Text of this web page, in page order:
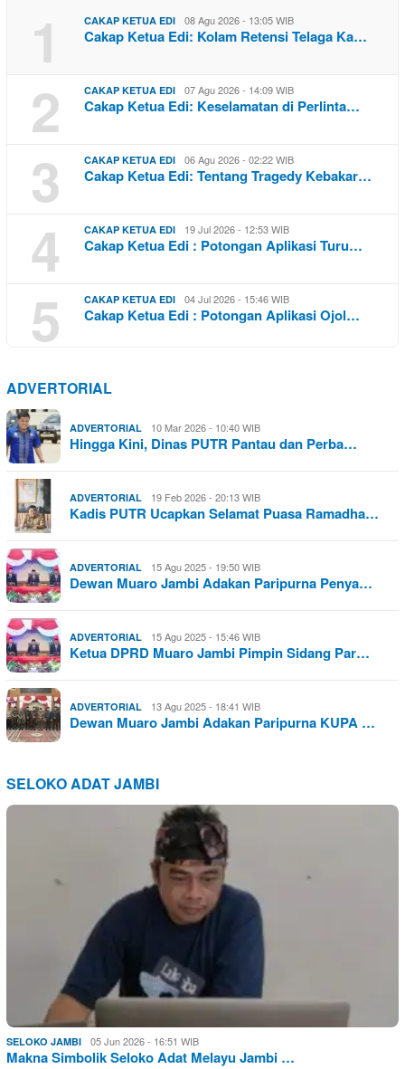
1 CAKAP KETUA EDI 08 Agu 2026 - 13:05 WIB
Cakap Ketua Edi: Kolam Retensi Telaga Ka…
2 CAKAP KETUA EDI 07 Agu 2026 - 14:09 WIB
Cakap Ketua Edi: Keselamatan di Perlinta…
3 CAKAP KETUA EDI 06 Agu 2026 - 02:22 WIB
Cakap Ketua Edi: Tentang Tragedy Kebakar…
4 CAKAP KETUA EDI 19 Jul 2026 - 12:53 WIB
Cakap Ketua Edi : Potongan Aplikasi Turu…
5 CAKAP KETUA EDI 04 Jul 2026 - 15:46 WIB
Cakap Ketua Edi : Potongan Aplikasi Ojol…
ADVERTORIAL
ADVERTORIAL 10 Mar 2026 - 10:40 WIB
Hingga Kini, Dinas PUTR Pantau dan Perba…
ADVERTORIAL 19 Feb 2026 - 20:13 WIB
Kadis PUTR Ucapkan Selamat Puasa Ramadha…
ADVERTORIAL 15 Agu 2025 - 19:50 WIB
Dewan Muaro Jambi Adakan Paripurna Penya…
ADVERTORIAL 15 Agu 2025 - 15:46 WIB
Ketua DPRD Muaro Jambi Pimpin Sidang Par…
ADVERTORIAL 13 Agu 2025 - 18:41 WIB
Dewan Muaro Jambi Adakan Paripurna KUPA …
SELOKO ADAT JAMBI
SELOKO JAMBI 05 Jun 2026 - 16:51 WIB
Makna Simbolik Seloko Adat Melayu Jambi …